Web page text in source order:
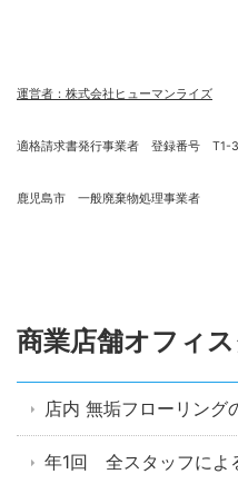
運営者：株式会社ヒューマンライズ
適格請求書発行事業者 登録番号 T1-
鹿児島市 一般廃棄物処理事業者
商業店舗オフィ
店内 無垢フローリング
年1回 全スタッフによ